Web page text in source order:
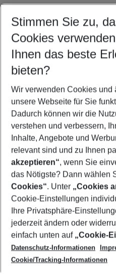
Ändern Sie Ihre Kriterien nach
Abflughafen wählen
Beliebiger Abflughafen
Reisezeitraum wählen
10.08.26– 08.08.27 5-
2 Erwachsene Keine
Mehr Filter
Footer
Footer navigation
Über uns
AGB
Cookie-Einstellungen ändern
Cookie-Richtlinie
Datenschutz
Service & Hilfe
Barrierefreies Reisen
Check-in
Folgen Sie uns
Stimmen Sie zu,
Cookies
Ihnen das beste
bieten?
Wir verwenden Cookies und
unsere Webseite für Sie
Dadurch können wir die
verstehen und verbessern,
Inhalte, Angebote und
relevant sind und zu Ihnen
akzeptieren“, wenn Sie
das Nötigste? Dann wählen
Cookies“. Unter „Cookies
Cookie-Einstellungen
Ihre Privatsphäre-
jederzeit ändern oder
einfach unten auf „Cookie-
Datenschutz-Informationen
Cookie/Tracking-Informationen